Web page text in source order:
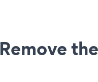
Remove